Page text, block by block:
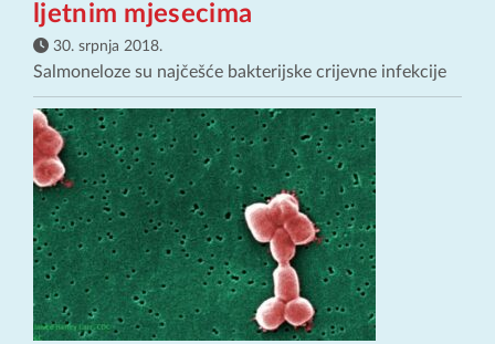
ljetnim mjesecima
30. srpnja 2018.
Salmoneloze su najčešće bakterijske crijevne infekcije